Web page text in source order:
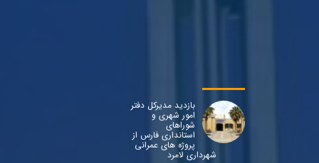
بازدید مدیرکل دفتر
امور شهری و
شوراهای
استانداری فارس از
پروژه های عمرانی
شهرداری لامرد